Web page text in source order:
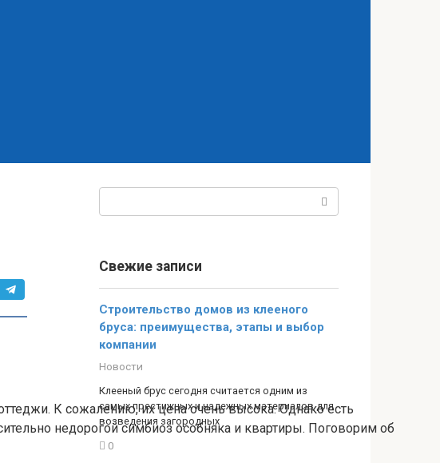
К сожалению, их цена очень высока. Однако есть
недорогой симбиоз особняка и квартиры. Поговорим об
Свежие записи
Строительство домов из клееного
бруса: преимущества, этапы и выбор
компании
Новости
Клееный брус сегодня считается одним из
самых престижных и надежных материалов для
возведения загородных
0